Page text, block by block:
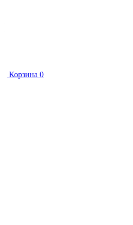
Корзина 0